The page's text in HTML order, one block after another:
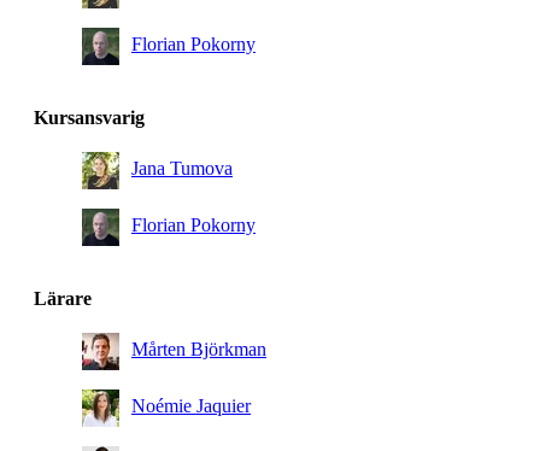
Florian Pokorny
Kursansvarig
Jana Tumova
Florian Pokorny
Lärare
Mårten Björkman
Noémie Jaquier